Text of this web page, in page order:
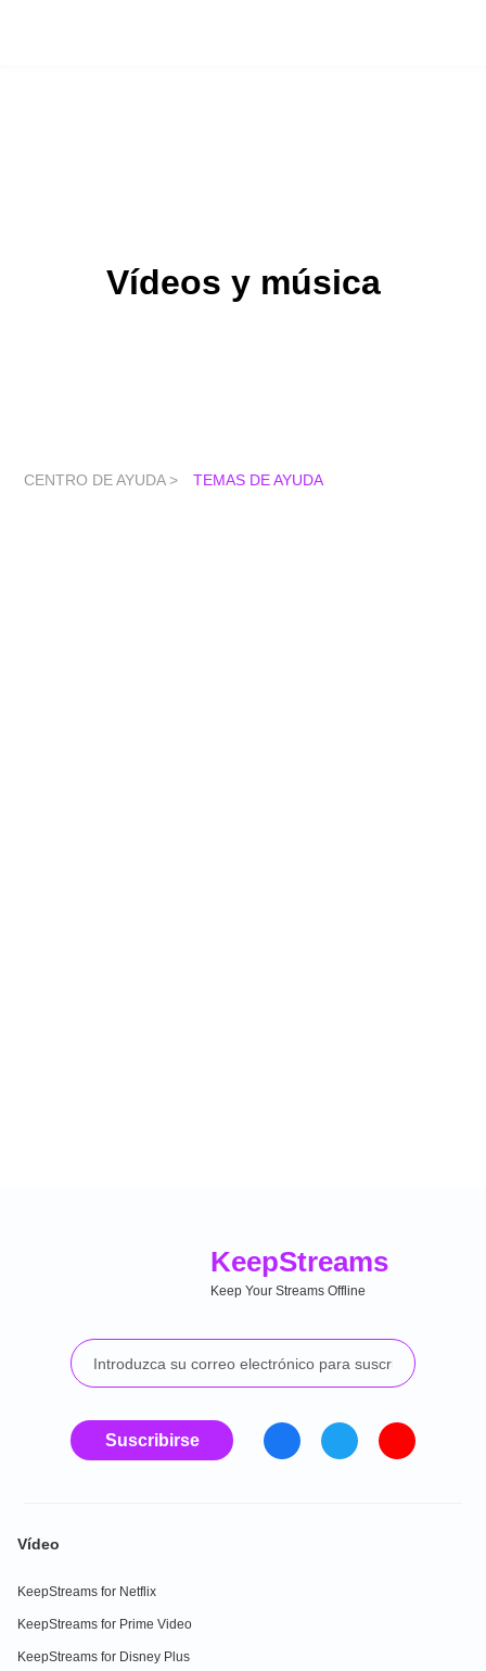
Vídeos y música
CENTRO DE AYUDA > TEMAS DE AYUDA
KeepStreams
Keep Your Streams Offline
Suscribirse
Vídeo
KeepStreams for Netflix
KeepStreams for Prime Video
KeepStreams for Disney Plus